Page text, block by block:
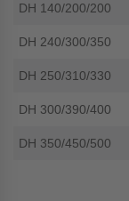
DH 140/200/200
DH 240/300/350
DH 250/310/330
DH 300/390/400
DH 350/450/500